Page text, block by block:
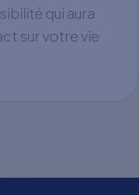
qui aura
sur votre vie